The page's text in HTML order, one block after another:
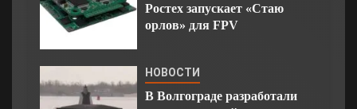
Ростех запускает «Стаю
орлов» для FPV
НОВОСТИ
В Волгограде разработали